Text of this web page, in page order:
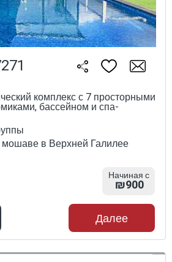
комплекс с 7 просторными
бассейном и спа-
мошаве в Верхней Галилее
Начиная с
₪900
Далее